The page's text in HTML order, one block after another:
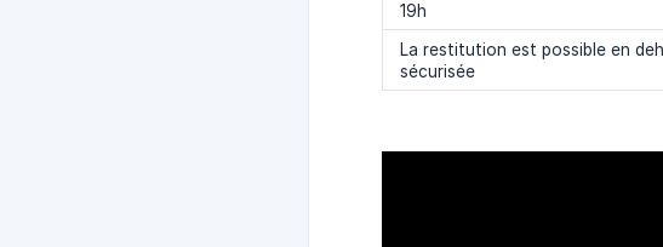
19h
La restitution est possible en
sécurisée